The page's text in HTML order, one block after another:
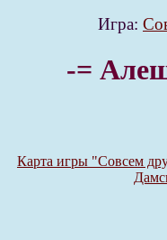
Игра:
-=
Карта игры "Совсем